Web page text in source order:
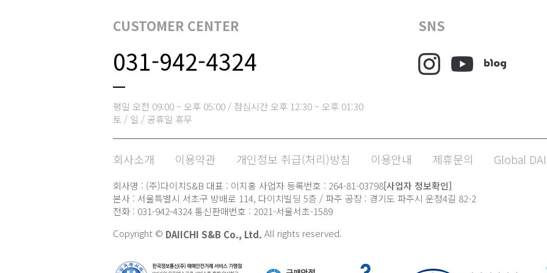
CUSTOMER CENTER
031-942-4324
평일 오전 09:00 ~ 오후 05:00 / 점심시간 오후 12:30 ~ 오후 01:30
토 / 일 / 공휴일 휴무
SNS
회사소개 이용약관 개인정보 취급(처리)방침 이용안내 제휴문의 Global
회사명 : (주)다이치S&B 대표 : 이지홍 사업자 등록번호 : 264-81-03798[사업자 정보확인]
본사 : 서울특별시 서초구 방배로 114, 다이치빌딩 5층 / 파주 공장 : 경기도 파주시 운정4길 82-2
전화 : 031-942-4324 통신판매번호 : 2021-서울서초-1589
Copyright © DAIICHI S&B Co., Ltd. All rights reserved.